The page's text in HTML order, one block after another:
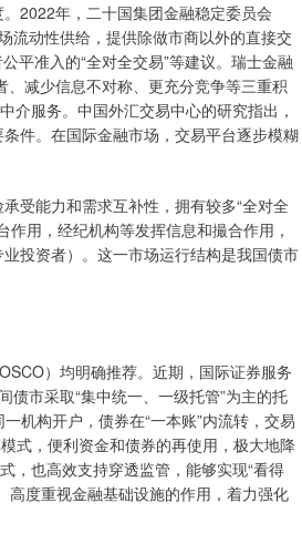
2022年，二十国集团金融稳定委员会
流动性供给，提供除做市商以外的直接交
平准入的“全对全交易”等建议。瑞士金融
减少信息不对称、更充分竞争等三重积
介服务。中国外汇交易中心的研究指出，
件。在国际金融市场，交易平台逐步模糊
受能力和需求互补性，拥有较多“全对全
用，经纪机构等发挥信息和撮合作用，
投资者）。这一市场运行结构是我国债市
）均明确推荐。近期，国际证券服务
市采取“集中统一、一级托管”为主的托
机构开户，债券在“一本账”内流转，交易
式，便利资金和债券的再使用，极大地降
，也高效支持穿透监管，能够实现“看得
高度重视金融基础设施的作用，着力强化